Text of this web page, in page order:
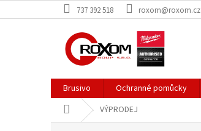
na
737 392 518 roxom@roxom.cz
Brusivo Ochranné pomůcky
Domů VÝPRODEJ